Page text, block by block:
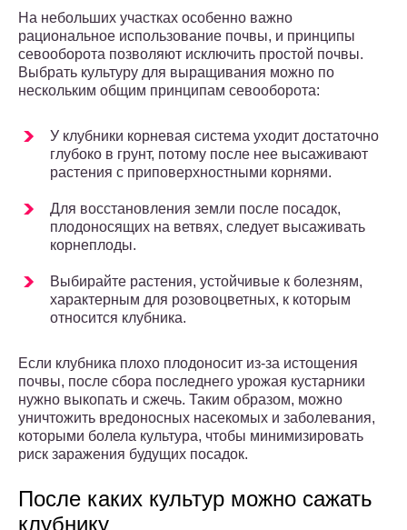
На небольших участках особенно важно
рациональное использование почвы, и принципы
севооборота позволяют исключить простой почвы.
Выбрать культуру для выращивания можно по
нескольким общим принципам севооборота:
У клубники корневая система уходит достаточно
глубоко в грунт, потому после нее высаживают
растения с приповерхностными корнями.
Для восстановления земли после посадок,
плодоносящих на ветвях, следует высаживать
корнеплоды.
Выбирайте растения, устойчивые к болезням,
характерным для розовоцветных, к которым
относится клубника.
Если клубника плохо плодоносит из-за истощения
почвы, после сбора последнего урожая кустарники
нужно выкопать и сжечь. Таким образом, можно
уничтожить вредоносных насекомых и заболевания,
которыми болела культура, чтобы минимизировать
риск заражения будущих посадок.
После каких культур можно сажать
клубнику